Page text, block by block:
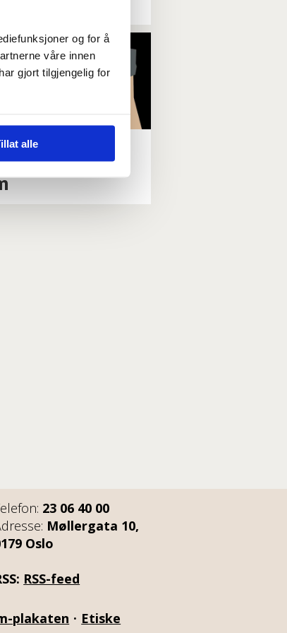
og for å
våre innen
gjort tilgjengelig for
allefikk et
flerparti-
23 06 40 00
Møllergata 10,
Oslo
RSS-feed
plakaten • Etiske